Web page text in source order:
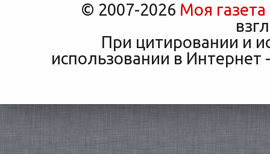
© 2007-2026 Моя газета
При цитировании и
использовании в Интернет